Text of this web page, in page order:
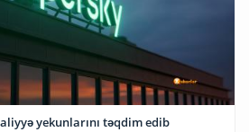
yekunlarını təqdim edib